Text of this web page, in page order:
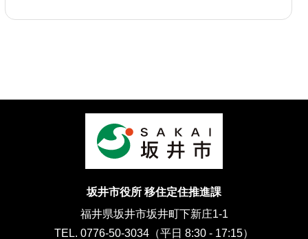
坂井市役所 移住定住推進課
福井県坂井市坂井町下新庄1-1
TEL. 0776-50-3034（平日 8:30 - 17:15）